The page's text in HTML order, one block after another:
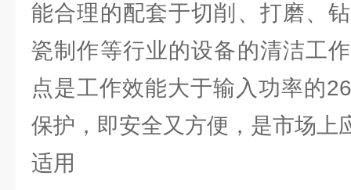
能合理的配套于切削、打磨、
瓷制作等行业的设备的清洁工
点是工作效能大于输入功率的
保护，即安全又方便，是市场上
适用